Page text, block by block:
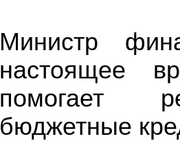
Министр
настоящее
помогает
бюджетные